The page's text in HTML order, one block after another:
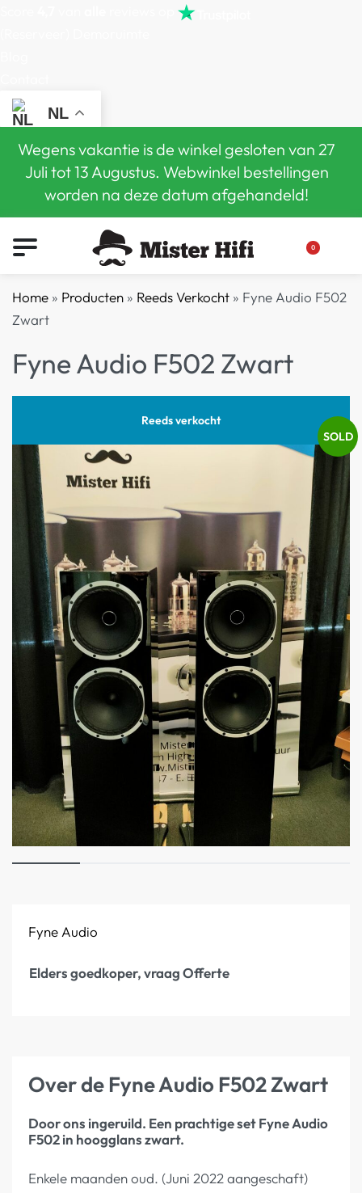
NL
Wegens vakantie is de winkel gesloten van 27
Juli tot 13 Augustus. Webwinkel bestellingen
worden na deze datum afgehandeld!
0
Home » Producten » Reeds Verkocht » Fyne Audio F502
Zwart
Fyne Audio F502 Zwart
Reeds verkocht
SOLD
Fyne Audio
Elders goedkoper, vraag Offerte
Over de Fyne Audio F502 Zwart
Door ons ingeruild. Een prachtige set Fyne Audio
F502 in hoogglans zwart.
Enkele maanden oud. (Juni 2022 aangeschaft)